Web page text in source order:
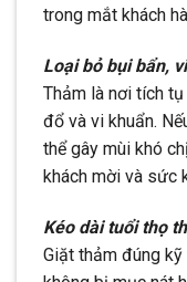
trong mắt khách
Loại bỏ bụi bẩn,
Thảm là nơi tích
đổ và vi khuẩn.
thể gây mùi khó
khách mời và sức
Kéo dài tuổi thọ
Giặt thảm đúng